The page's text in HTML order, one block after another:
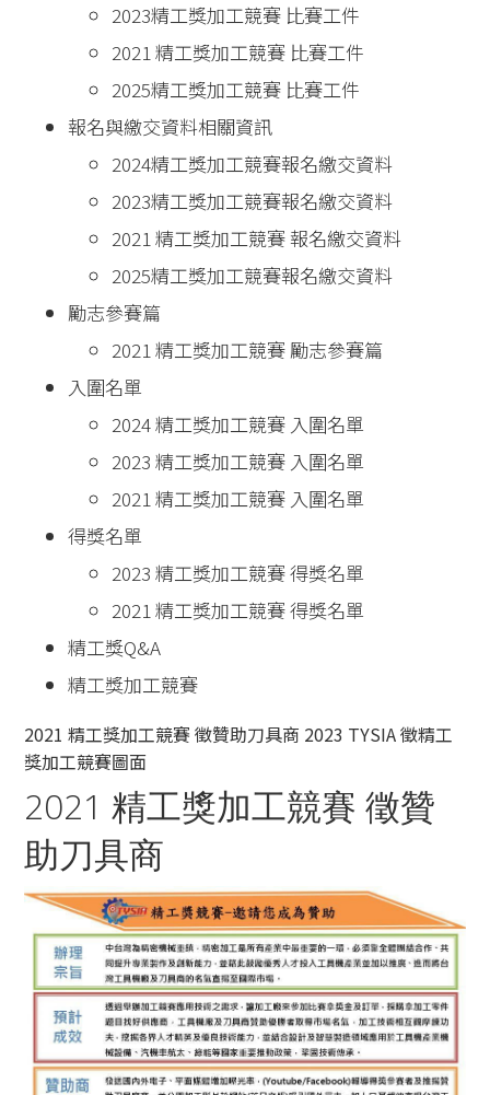
2023精工獎加工競賽 比賽工件
2021 精工獎加工競賽 比賽工件
2025精工獎加工競賽 比賽工件
報名與繳交資料相關資訊
2024精工獎加工競賽報名繳交資料
2023精工獎加工競賽報名繳交資料
2021 精工獎加工競賽 報名繳交資料
2025精工獎加工競賽報名繳交資料
勵志參賽篇
2021 精工獎加工競賽 勵志參賽篇
入圍名單
2024 精工獎加工競賽 入圍名單
2023 精工獎加工競賽 入圍名單
2021 精工獎加工競賽 入圍名單
得獎名單
2023 精工獎加工競賽 得獎名單
2021 精工獎加工競賽 得獎名單
精工獎Q&A
精工獎加工競賽
2021 精工獎加工競賽 徵贊助刀具商 2023 TYSIA 徵精工
獎加工競賽圖面
2021 精工獎加工競賽 徵贊
助刀具商